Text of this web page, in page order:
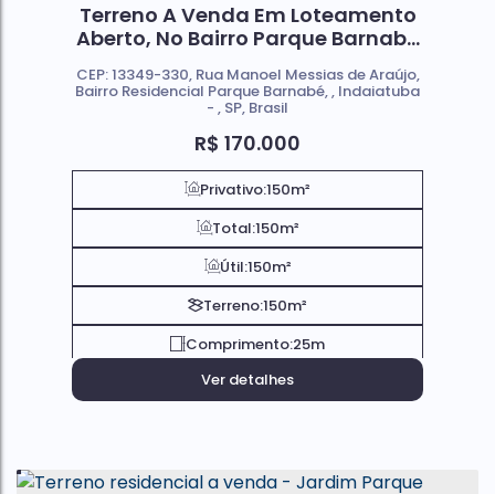
Terreno A Venda Em Loteamento
Aberto, No Bairro Parque Barnabé
R$ 170.000
CEP: 13349-330, Rua Manoel Messias de Araújo,
Bairro Residencial Parque Barnabé , Indaiatuba
, SP, Brasil
Privativo:150m²
Total:150m²
Útil:150m²
Terreno:150m²
Comprimento:25m
Ver detalhes